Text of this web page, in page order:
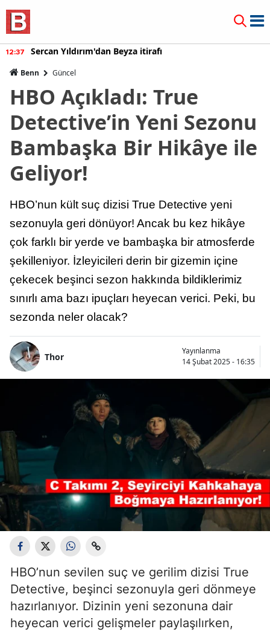
12:37 Sercan Yıldırım'dan Beyza itirafı
Benn Güncel
HBO Açıkladı: True
Detective’in Yeni Sezonu
Bambaşka Bir Hikâye ile
Geliyor!
HBO’nun kült suç dizisi True Detective yeni
sezonuyla geri dönüyor! Ancak bu kez hikâye
çok farklı bir yerde ve bambaşka bir atmosferde
şekilleniyor. İzleyicileri derin bir gizemin içine
çekecek beşinci sezon hakkında bildiklerimiz
sınırlı ama bazı ipuçları heyecan verici. Peki, bu
sezonda neler olacak?
Thor
Yayınlanma
14 Şubat 2025 - 16:35
HBO’nun sevilen suç ve gerilim dizisi True
Detective, beşinci sezonuyla geri dönmeye
hazırlanıyor. Dizinin yeni sezonuna dair
heyecan verici gelişmeler paylaşılırken,